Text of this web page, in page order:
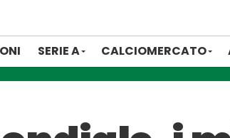
SERIE A CALCIOMERCATO